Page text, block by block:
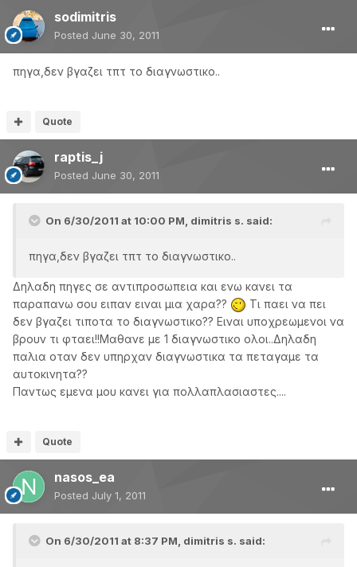
sodimitris
Posted June 30, 2011
πηγα,δεν βγαζει τπτ το διαγνωστικο..
Quote
raptis_j
Posted June 30, 2011
On 6/30/2011 at 10:00 PM, dimitris s. said:
πηγα,δεν βγαζει τπτ το διαγνωστικο..
Δηλαδη πηγες σε αντιπροσωπεια και ενω κανει τα
παραπανω σου ειπαν ειναι μια χαρα??
Τι παει να πει
δεν βγαζει τιποτα το διαγνωστικο?? Ειναι υποχρεωμενοι να
βρουν τι φταει!!Μαθανε με 1 διαγνωστικο ολοι..Δηλαδη
παλια οταν δεν υπηρχαν διαγνωστικα τα πεταγαμε τα
αυτοκινητα??
Παντως εμενα μου κανει για πολλαπλασιαστες....
Quote
nasos_ea
Posted July 1, 2011
On 6/30/2011 at 8:37 PM, dimitris s. said: